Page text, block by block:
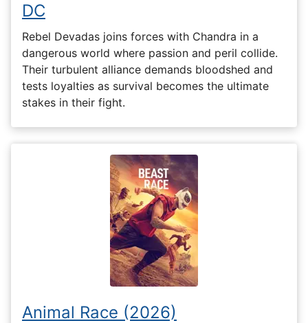
DC
Rebel Devadas joins forces with Chandra in a
dangerous world where passion and peril collide.
Their turbulent alliance demands bloodshed and
tests loyalties as survival becomes the ultimate
stakes in their fight.
Animal Race (2026)